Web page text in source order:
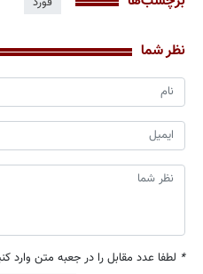
نظر شما
* لطفا عدد مقابل را در جعبه متن وارد